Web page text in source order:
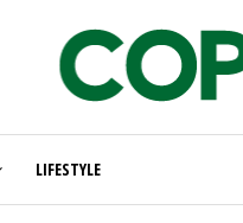
LIFESTYLE